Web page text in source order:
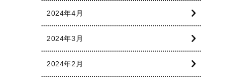
2024年4月
2024年3月
2024年2月